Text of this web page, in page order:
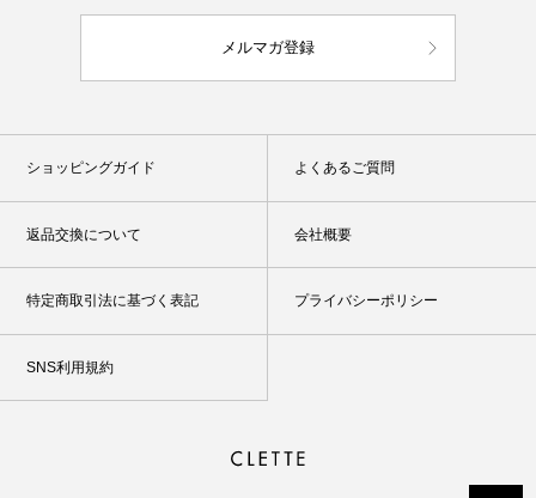
メルマガ登録
ショッピングガイド よくあるご質問
返品交換について 会社概要
特定商取引法に基づく表記 プライバシーポリシー
SNS利用規約